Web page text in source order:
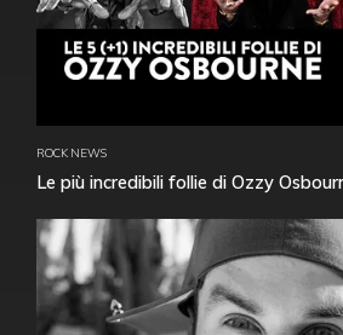
ROCK NEWS
Le più incredibili follie di Ozzy